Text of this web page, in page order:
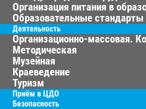
Организация питания в
Образовательные стандарты
Деятельность
Организационно-массовая.
Методическая
Музейная
Краеведение
Туризм
Приём в ЦДО
Безопасность